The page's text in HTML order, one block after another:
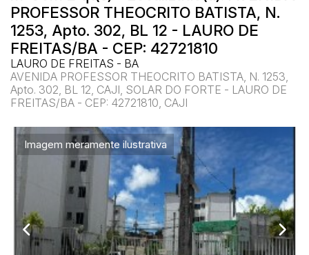
PROFESSOR THEOCRITO BATISTA, N.
1253, Apto. 302, BL 12 - LAURO DE
FREITAS/BA - CEP: 42721810
LAURO DE FREITAS - BA
AVENIDA PROFESSOR THEOCRITO BATISTA, N. 1253,
Apto. 302, BL 12, CAJI, SOLAR DO FORTE - LAURO DE
FREITAS/BA - CEP: 42721810, CAJI
Imagem meramente ilustrativa